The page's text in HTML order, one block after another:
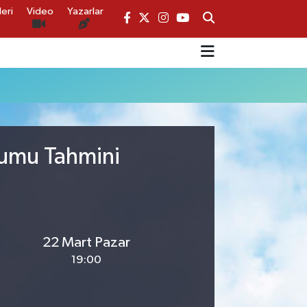
Video Yazarlar
Tahmini
22 Mart Pazar
19:00